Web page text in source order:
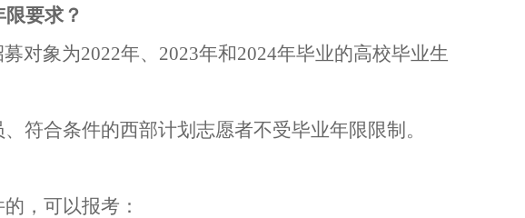
要求？
对象为2022年、 2023年和2024年毕业的高校毕业生
符合条件的西部计划志愿者不受毕业年限限制。
，可以报考：